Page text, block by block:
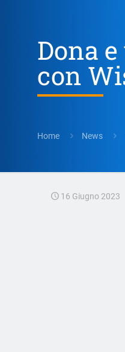
Dona
con
Home News
16 Giugno 2023